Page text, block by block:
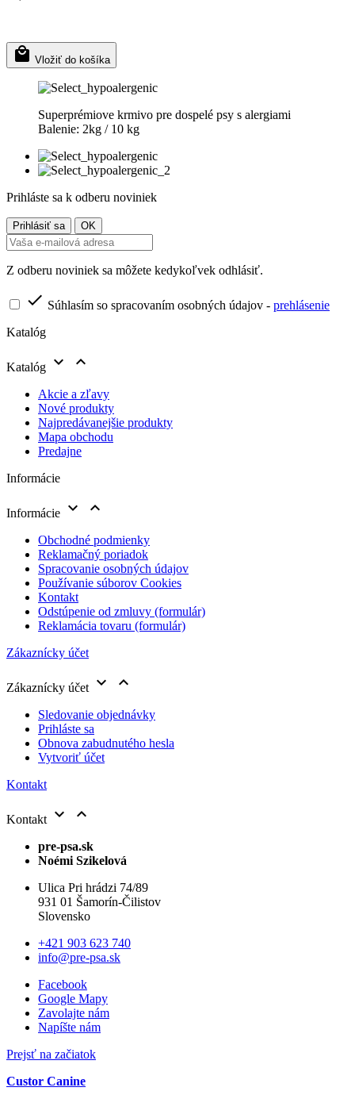
 Vložiť do košíka
Superprémiove krmivo pre dospelé psy s alergiami
Balenie: 2kg / 10 kg
Prihláste sa k odberu noviniek
Z odberu noviniek sa môžete kedykoľvek odhlásiť.
 Súhlasím so spracovaním osobných údajov - prehlásenie
Katalóg
Katalóg  
Akcie a zľavy
Nové produkty
Najpredávanejšie produkty
Mapa obchodu
Predajne
Informácie
Informácie  
Obchodné podmienky
Reklamačný poriadok
Spracovanie osobných údajov
Používanie súborov Cookies
Kontakt
Odstúpenie od zmluvy (formulár)
Reklamácia tovaru (formulár)
Zákaznícky účet
Zákaznícky účet  
Sledovanie objednávky
Prihláste sa
Obnova zabudnutého hesla
Vytvoriť účet
Kontakt
Kontakt  
pre-psa.sk
Noémi Szikelová
Ulica Pri hrádzi 74/89
931 01 Šamorín-Čilistov
Slovensko
+421 903 623 740
info@pre-psa.sk
Facebook
Google Mapy
Zavolajte nám
Napíšte nám
Prejsť na začiatok
Custor Canine